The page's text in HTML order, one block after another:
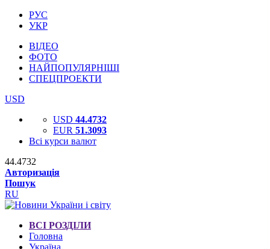
РУС
УКР
ВІДЕО
ФОТО
НАЙПОПУЛЯРНІШІ
СПЕЦПРОЕКТИ
USD
USD 44.4732
EUR 51.3093
Всі курси валют
44.4732
Авторизація
Пошук
RU
ВСІ РОЗДІЛИ
Головна
Україна